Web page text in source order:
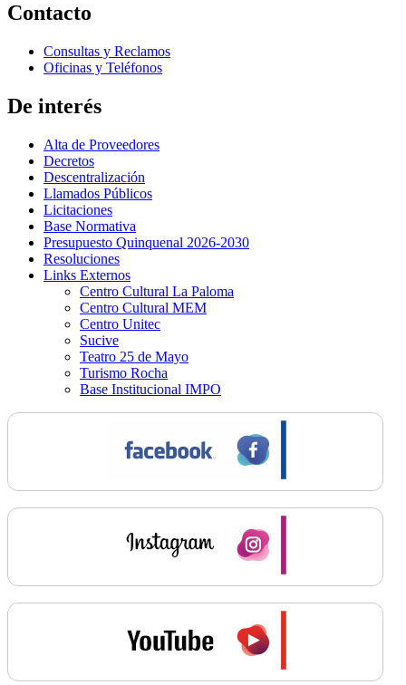
Contacto
Consultas y Reclamos
Oficinas y Teléfonos
De interés
Alta de Proveedores
Decretos
Descentralización
Llamados Públicos
Licitaciones
Base Normativa
Presupuesto Quinquenal 2026-2030
Resoluciones
Links Externos
Centro Cultural La Paloma
Centro Cultural MEM
Centro Unitec
Sucive
Teatro 25 de Mayo
Turismo Rocha
Base Institucional IMPO